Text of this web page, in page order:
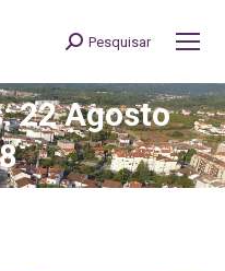
Search:
Pesquisar
22 Agosto